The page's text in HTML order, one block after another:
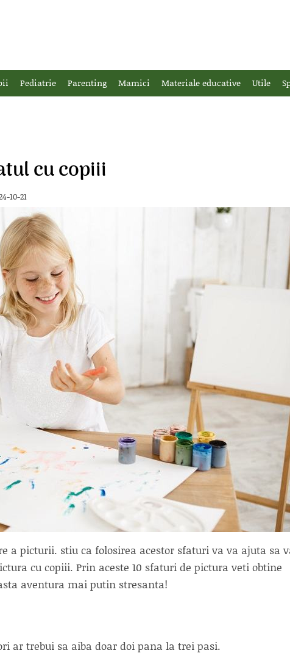
Pediatrie Parenting Mamici Materiale educative Utile
cu copiii
10-21
a picturii. stiu ca folosirea acestor sfaturi va va ajuta sa
cu copiii. Prin aceste 10 sfaturi de pictura veti obtine
aventura mai putin stresanta!
ar trebui sa aiba doar doi pana la trei pasi.